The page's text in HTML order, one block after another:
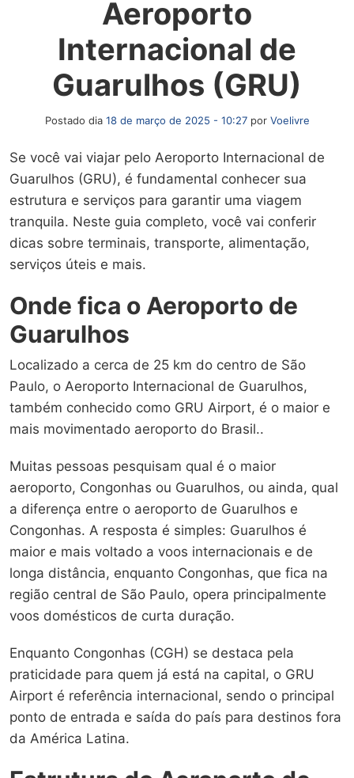
Aeroporto
Internacional de
Guarulhos (GRU)
Postado dia 18 de março de 2025 - 10:27 por Voelivre
Se você vai viajar pelo Aeroporto Internacional de
Guarulhos (GRU), é fundamental conhecer sua
estrutura e serviços para garantir uma viagem
tranquila. Neste guia completo, você vai conferir
dicas sobre terminais, transporte, alimentação,
serviços úteis e mais.
Onde fica o Aeroporto de
Guarulhos
Localizado a cerca de 25 km do centro de São
Paulo, o Aeroporto Internacional de Guarulhos,
também conhecido como GRU Airport, é o maior e
mais movimentado aeroporto do Brasil..
Muitas pessoas pesquisam qual é o maior
aeroporto, Congonhas ou Guarulhos, ou ainda, qual
a diferença entre o aeroporto de Guarulhos e
Congonhas. A resposta é simples: Guarulhos é
maior e mais voltado a voos internacionais e de
longa distância, enquanto Congonhas, que fica na
região central de São Paulo, opera principalmente
voos domésticos de curta duração.
Enquanto Congonhas (CGH) se destaca pela
praticidade para quem já está na capital, o GRU
Airport é referência internacional, sendo o principal
ponto de entrada e saída do país para destinos fora
da América Latina.